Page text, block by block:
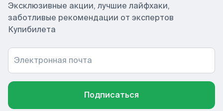
Эксклюзивные акции, лучшие лайфхаки,
заботливые рекомендации от экспертов
Купибилета
Электронная почта
Подписаться